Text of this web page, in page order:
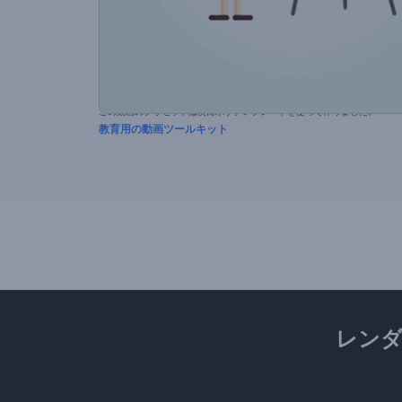
この動画のプリセットは次に示すテンプレートを使って作りました。
教育用の動画ツールキット
レン